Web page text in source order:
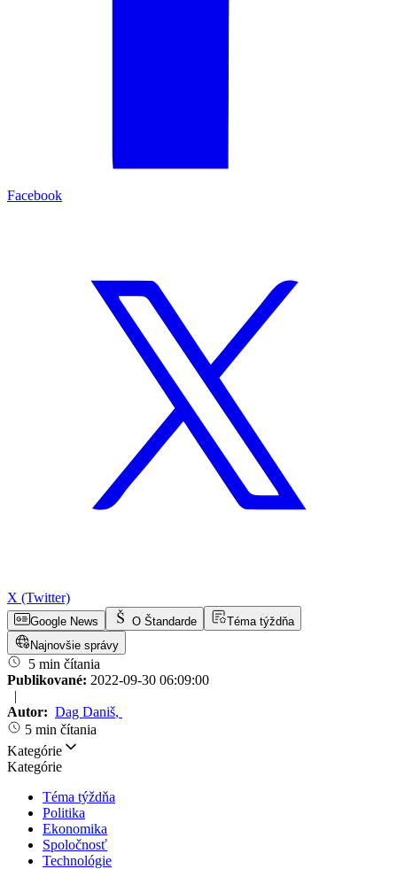
Facebook
X (Twitter)
Google News O Štandarde
Téma týždňa
Najnovšie správy
5 min čítania
Publikované: 2022-09-30 06:09:00
|
Autor: Dag Daniš,
5 min čítania
Kategórie
Kategórie
Téma týždňa
Politika
Ekonomika
Spoločnosť
Technológie